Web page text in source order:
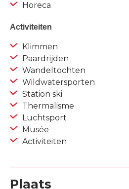
Horeca
Activiteiten
Klimmen
Paardrijden
Wandeltochten
Wildwatersporten
Station ski
Thermalisme
Luchtsport
Musée
Activiteiten
Plaats